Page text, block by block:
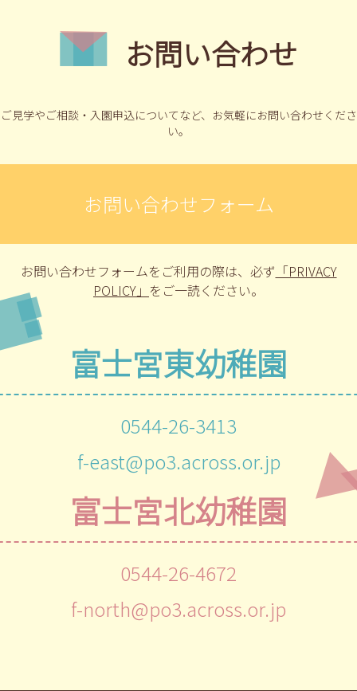
お問い合わせ
ご見学やご相談・入園申込についてなど、 お気軽にお問い合わせくださ
い。
お問い合わせフォーム
お問い合わせフォームをご利用の際は、 必ず 「PRIVACY
POLICY」 をご一読ください。
富士宮東幼稚園
0544-26-3413
f-east@po3.across.or.jp
富士宮北幼稚園
0544-26-4672
f-north@po3.across.or.jp